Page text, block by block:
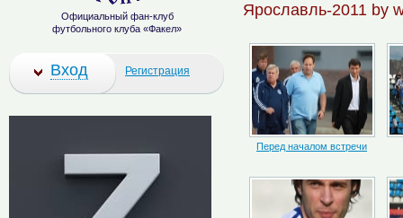
Ярославль-2011 by
Перед началом встречи
Официальный фан-клуб
футбольного клуба «Факел»
Вход Регистрация